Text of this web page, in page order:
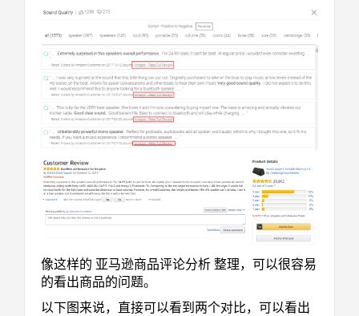
像这样的 亚马逊商品评论分析 整理，可以很容易
的看出商品的问题。
以下图来说，直接可以看到两个对比，可以看出